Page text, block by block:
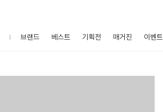
브랜드 베스트 기획전 매거진 이벤트